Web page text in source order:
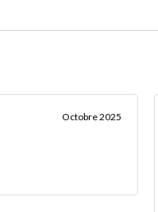
Octobre 2025